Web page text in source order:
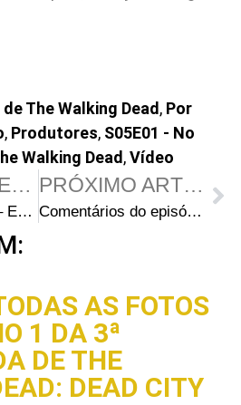
The Walking Dead, Por
, Produtores, S05E01 - No
Walking Dead,Vídeo
ARTIGO ANTERIOR
Walking Cast #35 – Episódio S05E01: No Sanctuary
PRÓXIMO ARTIGO
Comentários do episódio S05E02 – “Strangers” (COM SPOILERS)
AS FOTOS
1 DA 3ª
DE THE
DEAD CITY